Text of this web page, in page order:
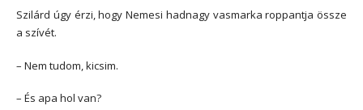
Szilárd úgy érzi, hogy Nemesi hadnagy vasmarka roppantja össze
a szívét.
– Nem tudom, kicsim.
– És apa hol van?